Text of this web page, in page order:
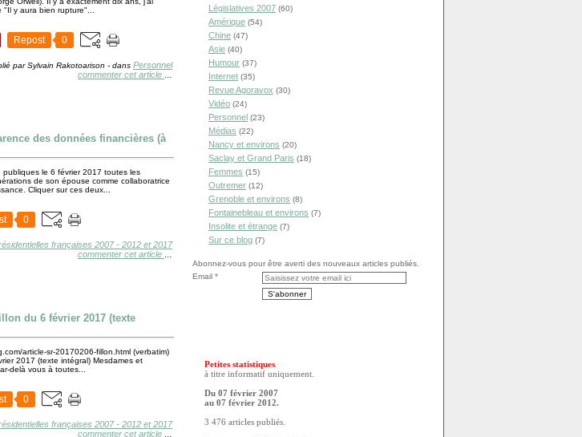
y aura bien rupture"...
Repost 0
par Sylvain Rakotoarison - dans Personnel
commenter cet article
des données financières (à
le 6 février 2017 toutes les
de son épouse comme collaboratrice
Cliquer sur ces deux...
0
françaises 2007 - 2012 et 2017
commenter cet article
du 6 février 2017 (texte
article-sr-20170206-fillon.html (verbatim)
2017 (texte intégral) Mesdames et
delà vous à toutes...
0
françaises 2007 - 2012 et 2017
commenter cet article
Législatives 2007 (60)
Amérique (54)
Chine (47)
Asie (40)
Humour (37)
Internet (35)
Revue Agoravox (30)
Vidéo (24)
Personnel (23)
Médias (22)
Nancy et environs (20)
Saclay et Grand Paris (18)
Femmes (15)
Outremer (12)
Grenoble et environs (8)
Fontainebleau et environs (7)
Insolite et étrange (7)
Sur ce blog (7)
Abonnez-vous pour être averti des nouveaux articles publiés.
Email
Petites statistiques
à titre informatif uniquement.
Du 07 février 2007
au 07 février 2012.
3 476 articles publiés.